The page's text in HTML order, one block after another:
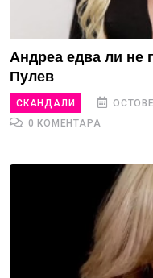
Андреа едва ли не
Пулев
СКАНДАЛИ
0 КОМЕНТАРА